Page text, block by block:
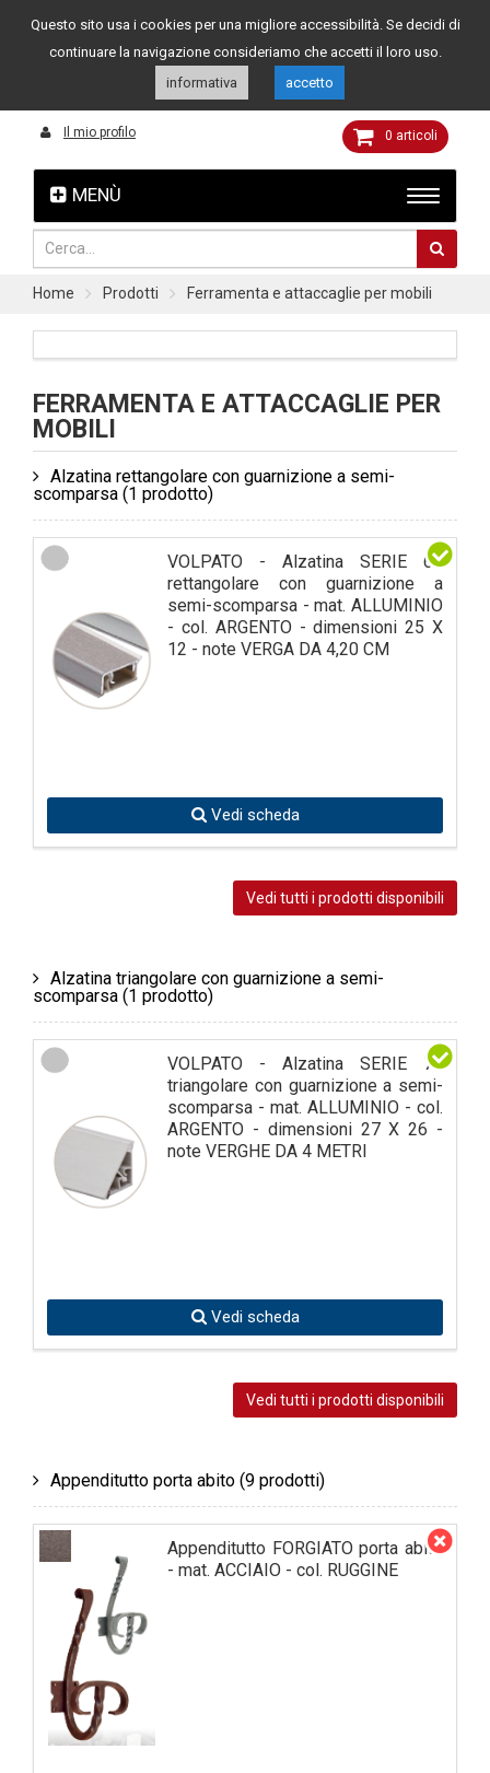
Assistenza clienti 049 8015108 349 4262144
MENÙ
Il mio profilo 0 articoli
Home Prodotti Ferramenta e attaccaglie per mobili
FERRAMENTA E ATTACCAGLIE PER
MOBILI
Alzatina rettangolare con guarnizione a semi-
scomparsa (1 prodotto)
VOLPATO - Alzatina SERIE 62
rettangolare con guarnizione a
semi-scomparsa - mat. ALLUMINIO
- col. ARGENTO - dimensioni 25 X
12 - note VERGA DA 4,20 CM
Vedi scheda
Vedi tutti i prodotti disponibili
Alzatina triangolare con guarnizione a semi-
scomparsa (1 prodotto)
VOLPATO - Alzatina SERIE 75
triangolare con guarnizione a semi-
scomparsa - mat. ALLUMINIO - col.
ARGENTO - dimensioni 27 X 26 -
note VERGHE DA 4 METRI
Vedi scheda
Vedi tutti i prodotti disponibili
Appenditutto porta abito (9 prodotti)
Appenditutto FORGIATO porta abito
- mat. ACCIAIO - col. RUGGINE
Questo sito usa i cookies per una migliore accessibilità. Se decidi di
continuare la navigazione consideriamo che accetti il loro uso.
informativa
accetto